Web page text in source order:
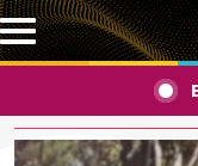
Pasar al contenido